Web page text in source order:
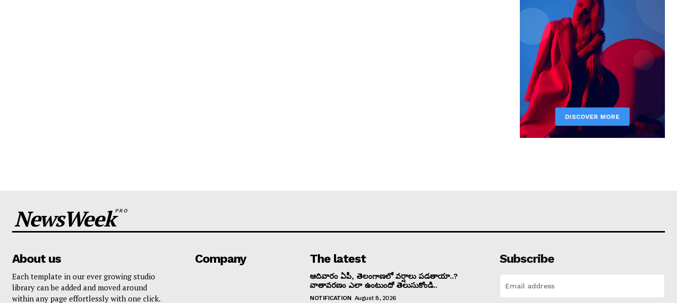
NewsWeekPRO
About us
Each template in our ever growing studio
library can be added and moved around
within any page effortlessly with one click.
Company The latest
ఆదివారం ఏపీ, తెలంగాణలో వర్షాలు పడతాయా..?
వాతావరణం ఎలా ఉంటుందో తెలుసుకోండి..
NOTIFICATION August 8, 2026
Subscribe